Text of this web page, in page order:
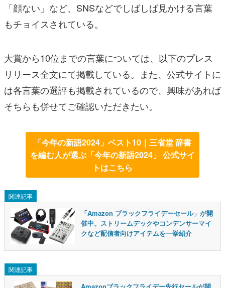
「顔ない」など、SNSなどでしばしば見かける言葉
もチョイスされている。
大賞から10位までの言葉については、以下のプレス
リリース全文にて掲載している。また、公式サイトに
は各言葉の選評も掲載されているので、興味があれば
そちらも併せてご確認いただきたい。
「今年の新語2024」ベスト10｜三省堂 辞書
を編む人が選ぶ「今年の新語2024」 公式サイ
トはこちら
関連記事
「Amazon ブラックフライデーセール」が開
催中。ストリームデックやコンデンサーマイ
クなど配信者向けアイテムを一挙紹介
関連記事
Amazonブラックフライデー先行セールが開